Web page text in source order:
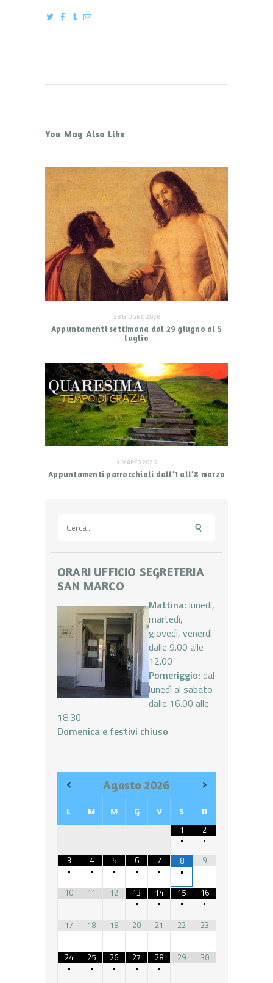
You May Also Like
28 GIUGNO 2026
Appuntamenti settimana dal 29 giugno al 5
luglio
1 MARZO 2026
Appuntamenti parrocchiali dall’1 all’8 marzo
per:
ORARI UFFICIO SEGRETERIA
SAN MARCO
Mattina: lunedì,
martedì,
giovedì, venerdì
dalle 9.00 alle
12.00
Pomeriggio: dal
lunedì al sabato
dalle 16.00 alle
18.30
Domenica e festivi chiuso
Agosto2026
L M M G V S D
1
•
2
•
3
•
4
•
5
•
6
•
7
•
8
•
9
10 11 12
13
•
14
•
15
•
16
•
17
18 19 20 21 22 23
24
•
25
•
26
•
27
•
28
•
29 30